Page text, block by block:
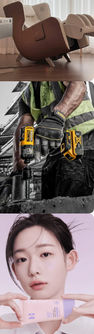
Bodyfriend
DeWALT